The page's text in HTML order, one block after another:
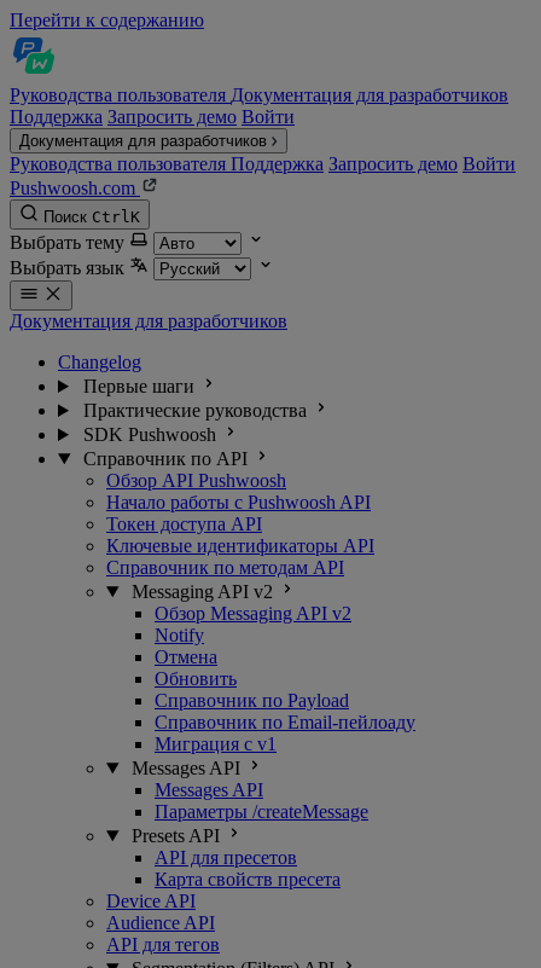
Перейти к содержанию
Руководства пользователя Документация для разработчиков
Поддержка Запросить демо Войти
Документация для разработчиков
Руководства пользователя Поддержка Запросить демо Войти
Pushwoosh.com
Поиск CtrlK
Выбрать тему
Выбрать язык
Документация для разработчиков
Changelog
Первые шаги
Практические руководства
SDK Pushwoosh
Справочник по API
Обзор API Pushwoosh
Начало работы с Pushwoosh API
Токен доступа API
Ключевые идентификаторы API
Справочник по методам API
Messaging API v2
Обзор Messaging API v2
Notify
Отмена
Обновить
Справочник по Payload
Справочник по Email-пейлоаду
Миграция с v1
Messages API
Messages API
Параметры /createMessage
Presets API
API для пресетов
Карта свойств пресета
Device API
Audience API
API для тегов